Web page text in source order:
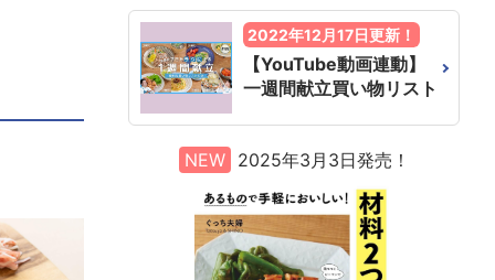
2022年12月17日更新！
【YouTube動画連動】
一週間献立買い物リスト
NEW 2025年3月3日発売！